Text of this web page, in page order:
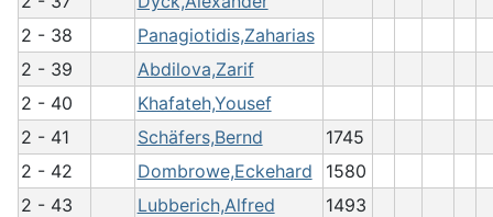
2 - 38
Panagiotidis,Zaharias
2 - 39
Abdilova,Zarif
2 - 40
Khafateh,Yousef
2 - 41
Schäfers,Bernd
1745
2 - 42
Dombrowe,Eckehard
1580
2 - 43
Lubberich,Alfred
1493